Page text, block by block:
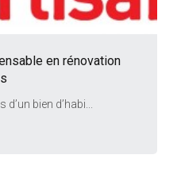
en rénovation
bien d’habi...